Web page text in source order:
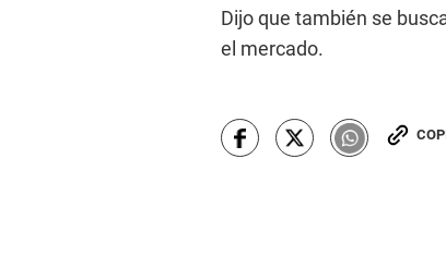
Dijo que también se
el mercado.